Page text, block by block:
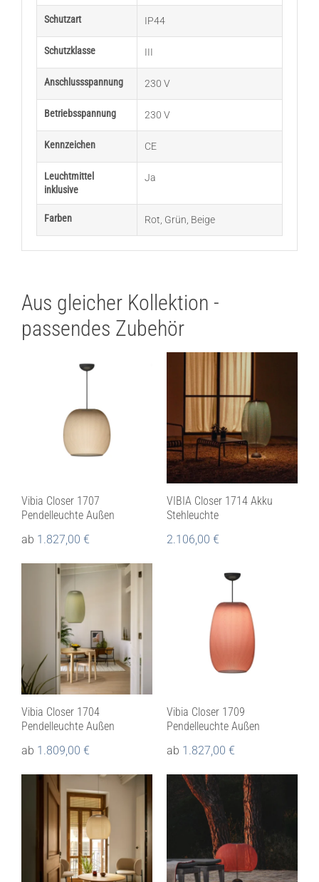
Schutzart IP44
Schutzklasse III
Anschlussspannung 230 V
Betriebsspannung 230 V
Kennzeichen CE
Leuchtmittel
inklusive
Ja
Farben Rot Grün Beige
Aus gleicher Kollektion -
passendes Zubehör
Vibia Closer 1707
Pendelleuchte Außen
ab 1.827,00 €
VIBIA Closer 1714 Akku
Stehleuchte
2.106,00 €
Vibia Closer 1704
Pendelleuchte Außen
ab 1.809,00 €
Vibia Closer 1709
Pendelleuchte Außen
ab 1.827,00 €